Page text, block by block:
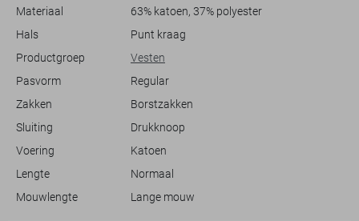
Materiaal
63% katoen, 37% polyester
Hals
Punt kraag
Productgroep
Vesten
Pasvorm
Regular
Zakken
Borstzakken
Sluiting
Drukknoop
Voering
Katoen
Lengte
Normaal
Mouwlengte
Lange mouw